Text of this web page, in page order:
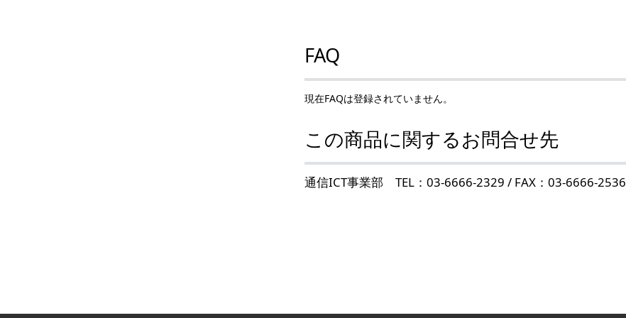
FAQ
現在FAQは登録されていません。
この商品に関するお問合せ先
通信ICT事業部 TEL：03-6666-2329 / FAX：03-6666-2536